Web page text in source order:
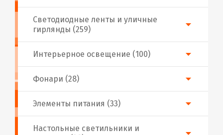
Фонари (28)
Настольные светильники и
Интерьерное освещение (100)
Светодиодные ленты и уличные
гирлянды (259)
Элементы питания (33)